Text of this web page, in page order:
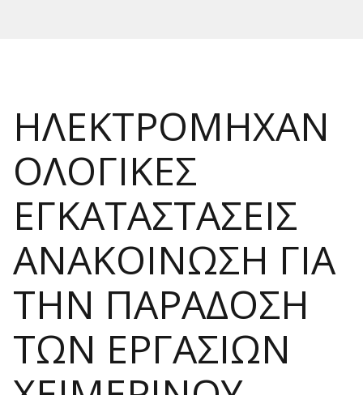
ΗΛΕΚΤΡΟΜΗΧΑΝ
ΟΛΟΓΙΚΕΣ
ΕΓΚΑΤΑΣΤΑΣΕΙΣ
ΑΝΑΚΟΙΝΩΣΗ ΓΙΑ
ΤΗΝ ΠΑΡΑΔΟΣΗ
ΤΩΝ ΕΡΓΑΣΙΩΝ